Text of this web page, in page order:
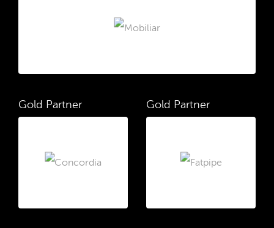
Gold Partner Gold Partner